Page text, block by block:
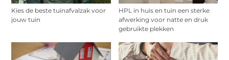
Kies de beste tuinafvalzak voor
jouw tuin
HPL in huis en tuin een sterke
afwerking voor natte en druk
gebruikte plekken